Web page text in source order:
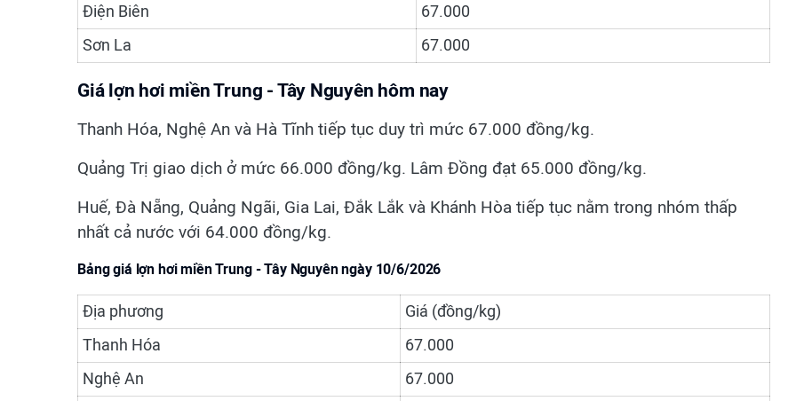
Điện Biên
67.000
Sơn La
67.000
Giá lợn hơi miền Trung - Tây Nguyên hôm nay
Thanh Hóa, Nghệ An và Hà Tĩnh tiếp tục duy trì mức 67.000 đồng/kg.
Quảng Trị giao dịch ở mức 66.000 đồng/kg. Lâm Đồng đạt 65.000 đồng/kg.
Huế, Đà Nẵng, Quảng Ngãi, Gia Lai, Đắk Lắk và Khánh Hòa tiếp tục nằm trong nhóm thấp
nhất cả nước với 64.000 đồng/kg.
Bảng giá lợn hơi miền Trung - Tây Nguyên ngày 10/6/2026
Địa phương
Giá (đồng/kg)
Thanh Hóa
67.000
Nghệ An
67.000